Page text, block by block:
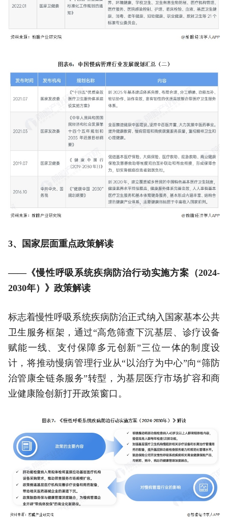
3、 国家层面重点政策解读
——《慢性呼吸系统疾病防治行动实施方案（2024-
2030年）》政策解读
标志着慢性呼吸系统疾病防治正式纳入国家基本公共
卫生服务框架，通过“高危筛查下沉基层、诊疗设备
赋能一线、支付保障多元创新”三位一体的制度设
计，将推动慢病管理行业从“以治疗为中心”向“筛防
治管康全链条服务”转型，为基层医疗市场扩容和商
业健康险创新打开政策窗口。